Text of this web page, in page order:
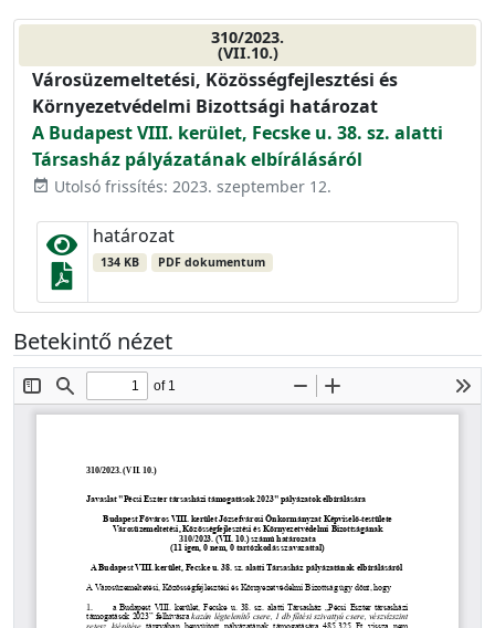
310/2023.
(VII.10.)
Városüzemeltetési, Közösségfejlesztési és
Környezetvédelmi Bizottsági határozat
A Budapest VIII. kerület, Fecske u. 38. sz. alatti
Társasház pályázatának elbírálásáról
event_available Utolsó frissítés: 2023. szeptember 12.
határozat
134 KB PDF dokumentum
Betekintő nézet